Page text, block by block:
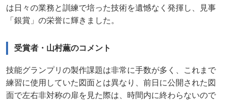
は日々の業務と訓練で培った技術を遺憾なく発揮し、見事
「銀賞」の栄誉に輝きました。
受賞者・山村薫のコメント
技能グランプリの製作課題は非常に手数が多く、これまで
練習に使用していた図面とは異なり、前日に公開された図
面で左右非対称の扉を見た際は、時間内に終わらないので